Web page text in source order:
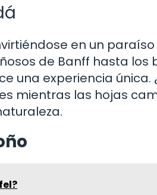
en un
de Banff hasta los
una experiencia única.
mientras las hojas